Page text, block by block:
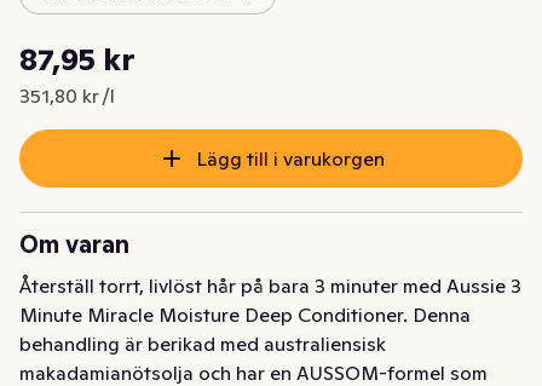
Nuvarande pris är: 87,95 kr
87,95 kr
351,80 kr /l
Styckpris: 351,80 kr /l
Lägg till i varukorgen
Om varan
Återställ torrt, livlöst hår på bara 3 minuter med Aussie 3
Minute Miracle Moisture Deep Conditioner. Denna
behandling är berikad med australiensisk
makadamianötsolja och har en AUSSOM-formel som